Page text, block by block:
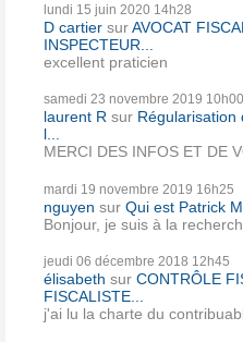
lundi 15 juin 2020 14h28
D cartier surAVOCAT
INSPECTEUR...
excellent praticien
samedi 23 novembre 2019 10h00
laurent R sur Régularisation
l...
MERCI DES INFOS ET DE
mardi 19 novembre 2019 16h25
nguyen sur Qui est Patrick
Bonjour, je suis à la
jeudi 06 décembre 2018 12h45
élisabeth sur CONTRÔLE
FISCALISTE...
j'ai lu la charte du